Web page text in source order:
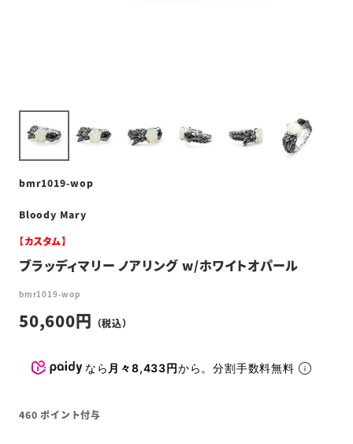
bmr1019-wop
Bloody Mary
【カスタム】
ブラッディマリー ノアリング w/ホワイトオパール
bmr1019-wop
50,600
なら 月々8,433円から。分割手数料無料
460 ポイント付与